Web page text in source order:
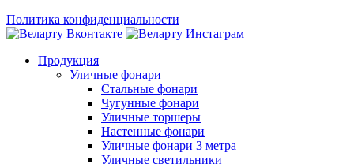
Политика конфиденциальности
Продукция
Уличные фонари
Стальные фонари
Чугунные фонари
Уличные торшеры
Настенные фонари
Уличные фонари 3 метра
Уличные светильники